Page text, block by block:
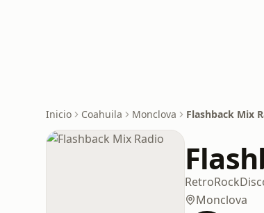
Inicio Coahuila Monclova Flashback Mix
RetroRock
Monclova